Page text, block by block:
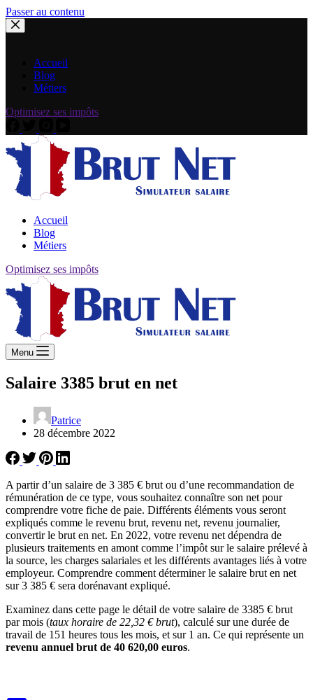
Passer au contenu
Accueil
Blog
Métiers
Optimisez ses impôts
Accueil
Blog
Métiers
Optimisez ses impôts
Menu
Salaire 3385 brut en net
Patrice
28 décembre 2022
A partir d’un salaire de 3 385 € brut ou d’une recommandation de
rémunération de ce type, vous souhaitez connaître son net pour
comprendre votre fiche de paie. Différents éléments vous seront
expliqués comme le revenu brut, revenu net, revenu journalier,
convertir le brut en net. En 2022, votre revenu net dépendra de
plusieurs traitements en amont comme l’impôt sur le salaire prélevé à
la source, les charges salariales et les différents avantages liés à votre
employeur. Comprendre comment déterminer le salaire brut en net
sur 3 385 € sera dorénavant expliqué.
Examinez dans cette page le détail de votre salaire de 3385 € brut
par mois (taux horaire de 22,32 € brut), calculé sur une durée de
travail de 151 heures tous les mois, et sur 1 an. Ce qui représente un
revenu annuel brut de 40 620,00 euros.